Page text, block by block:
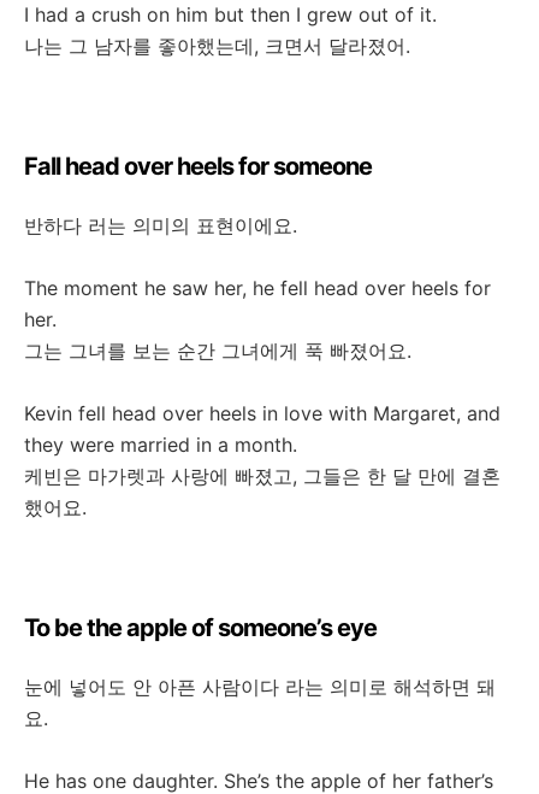
I had a crush on him but then I grew out of it.
나는 그 남자를 좋아했는데, 크면서 달라졌어.
Fall head over heels for someone
반하다 러는 의미의 표현이에요.
The moment he saw her, he fell head over heels for
her.
그는 그녀를 보는 순간 그녀에게 푹 빠졌어요.
Kevin fell head over heels in love with Margaret, and
they were married in a month.
케빈은 마가렛과 사랑에 빠졌고, 그들은 한 달 만에 결혼
했어요.
To be the apple of someone’s eye
눈에 넣어도 안 아픈 사람이다 라는 의미로 해석하면 돼
요.
He has one daughter. She’s the apple of her father’s